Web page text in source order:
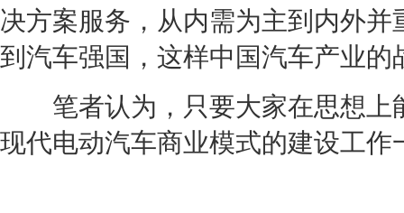
决方案服务，从内需为主到内外
到汽车强国，这样中国汽车产业
笔者认为，只要大家在思想上
现代电动汽车商业模式的建设工